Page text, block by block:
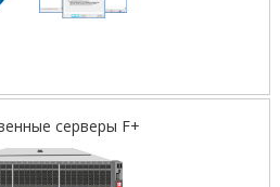
серверы F+